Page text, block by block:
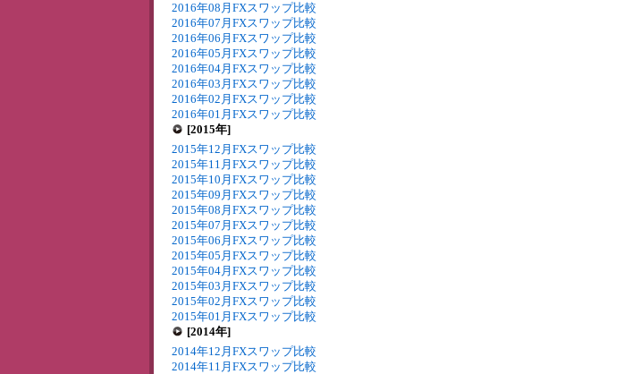
2016年08月FXスワップ比較
2016年07月FXスワップ比較
2016年06月FXスワップ比較
2016年05月FXスワップ比較
2016年04月FXスワップ比較
2016年03月FXスワップ比較
2016年02月FXスワップ比較
2016年01月FXスワップ比較
[2015年]
2015年12月FXスワップ比較
2015年11月FXスワップ比較
2015年10月FXスワップ比較
2015年09月FXスワップ比較
2015年08月FXスワップ比較
2015年07月FXスワップ比較
2015年06月FXスワップ比較
2015年05月FXスワップ比較
2015年04月FXスワップ比較
2015年03月FXスワップ比較
2015年02月FXスワップ比較
2015年01月FXスワップ比較
[2014年]
2014年12月FXスワップ比較
2014年11月FXスワップ比較